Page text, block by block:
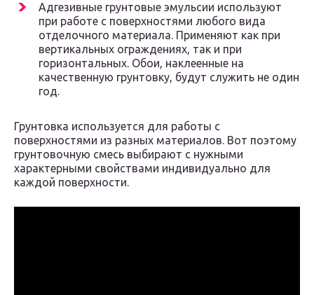
Адгезивные грунтовые эмульсии используют
при работе с поверхностями любого вида
отделочного материала. Применяют как при
вертикальных ограждениях, так и при
горизонтальных. Обои, наклеенные на
качественную грунтовку, будут служить не один
год.
Грунтовка используется для работы с
поверхностями из разных материалов. Вот поэтому
грунтовочную смесь выбирают с нужными
характерными свойствами индивидуально для
каждой поверхности.